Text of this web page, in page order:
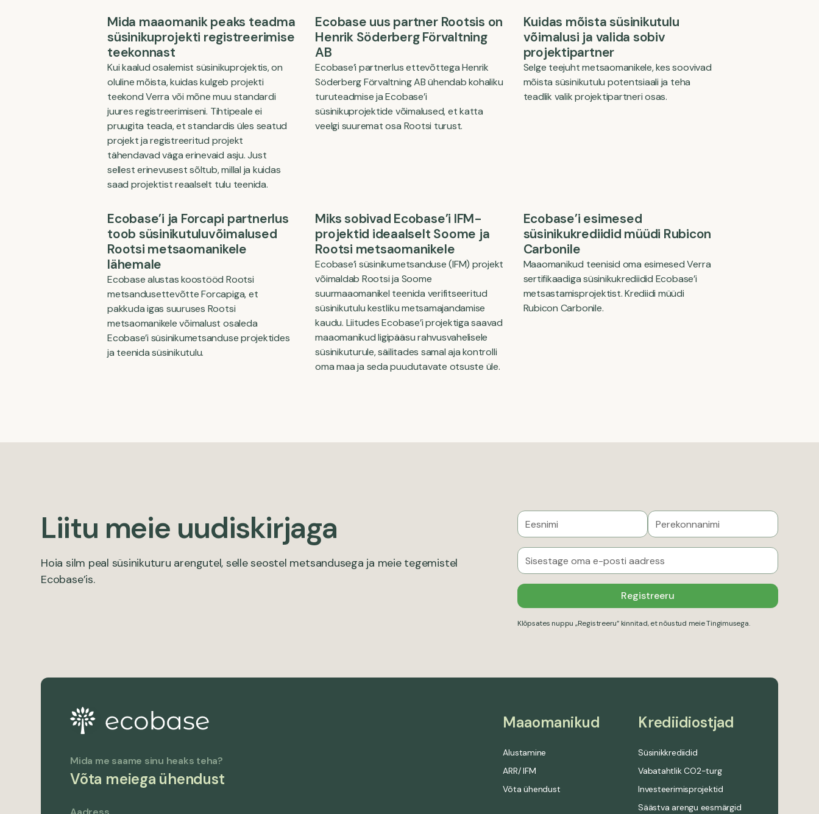
Mida maaomanik peaks teadma
süsinikuprojekti registreerimise
teekonnast
Kui kaalud osalemist süsinikuprojektis, on
oluline mõista, kuidas kulgeb projekti
teekond Verra või mõne muu standardi
juures registreerimiseni. Tihtipeale ei
pruugita teada, et standardis üles seatud
projekt ja registreeritud projekt
tähendavad väga erinevaid asju. Just
sellest erinevusest sõltub, millal ja kuidas
saad projektist reaalselt tulu teenida.
Ecobase uus partner Rootsis on
Henrik Söderberg Förvaltning
AB
Ecobase’i partnerlus ettevõttega Henrik
Söderberg Förvaltning AB ühendab kohaliku
turuteadmise ja Ecobase’i
süsinikuprojektide võimalused, et katta
veelgi suuremat osa Rootsi turust.
Kuidas mõista süsinikutulu
võimalusi ja valida sobiv
projektipartner
Selge teejuht metsaomanikele, kes soovivad
mõista süsinikutulu potentsiaali ja teha
teadlik valik projektipartneri osas.
Ecobase’i ja Forcapi partnerlus
toob süsinikutuluvõimalused
Rootsi metsaomanikele
lähemale
Ecobase alustas koostööd Rootsi
metsandusettevõtte Forcapiga, et
pakkuda igas suuruses Rootsi
metsaomanikele võimalust osaleda
Ecobase’i süsinikumetsanduse projektides
ja teenida süsinikutulu.
Miks sobivad Ecobase’i IFM-
projektid ideaalselt Soome ja
Rootsi metsaomanikele
Ecobase’i süsinikumetsanduse (IFM) projekt
võimaldab Rootsi ja Soome
suurmaaomanikel teenida verifitseeritud
süsinikutulu kestliku metsamajandamise
kaudu. Liitudes Ecobase’i projektiga saavad
maaomanikud ligipääsu rahvusvahelisele
süsinikuturule, säilitades samal aja kontrolli
oma maa ja seda puudutavate otsuste üle.
Ecobase’i esimesed
süsinikukrediidid müüdi Rubicon
Carbonile
Maaomanikud teenisid oma esimesed Verra
sertifikaadiga süsinikukrediidid Ecobase’i
metsastamisprojektist. Krediidi müüdi
Rubicon Carbonile.
Liitu meie uudiskirjaga
Hoia silm peal süsinikuturu arengutel, selle seostel metsandusega ja meie tegemistel
Ecobase’is.
Klõpsates nuppu „Registreeru” kinnitad, et nõustud meieTingimusega.
Mida me saame sinu heaks teha?
Võta meiega ühendust
Maaomanikud
Alustamine
ARR/ IFM
Võta ühendust
Krediidiostjad
Süsinikkrediidid
Vabatahtlik CO2-turg
Investeerimisprojektid
Säästva arengu eesmärgid